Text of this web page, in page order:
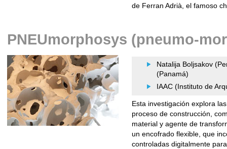
de Ferran Adrià, el famoso
PNEUmorphosys (pneumo-
Natalija Boljsakov
(Panamá)
IAAC (Instituto de
Esta investigación explora
proceso de construcción,
material y agente de
un encofrado flexible, que
controladas digitalmente